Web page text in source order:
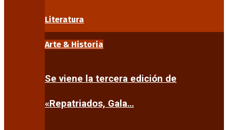
Literatura
Arte & Historia
Se viene la tercera edición de
«Repatriados, Gala…